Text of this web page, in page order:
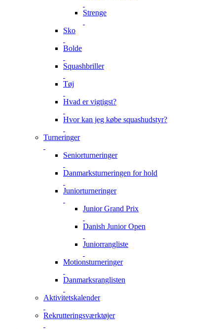
Strenge
Sko
Bolde
Squashbriller
Tøj
Hvad er vigtigst?
Hvor kan jeg købe squashudstyr?
Turneringer
Seniorturneringer
Danmarksturneringen for hold
Juniorturneringer
Junior Grand Prix
Danish Junior Open
Juniorrangliste
Motionsturneringer
Danmarksranglisten
Aktivitetskalender
Rekrutteringsværktøjer